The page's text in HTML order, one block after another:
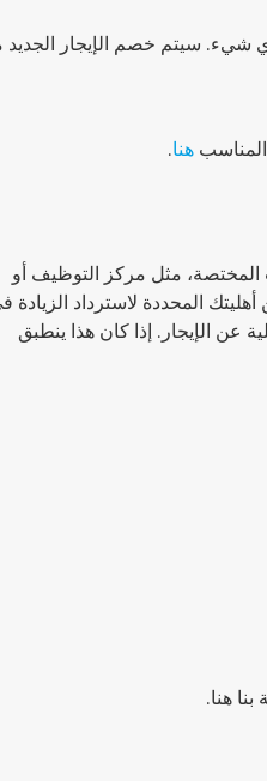
شيء. سيتم خصم الإيجار الجديد
المناسب هنا.
مثل مركز التوظيف أو
المحددة لاسترداد الزيادة
عن الإيجار. إذا كان هذا ينطبق
هنا.